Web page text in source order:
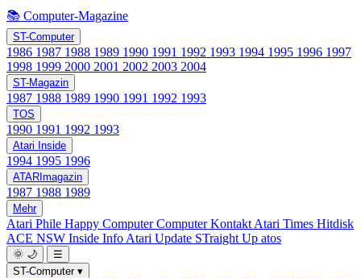
📚 Computer-Magazine
ST-Computer
1986 1987 1988 1989 1990 1991 1992 1993 1994 1995 1996 1997
1998 1999 2000 2001 2002 2003 2004
ST-Magazin
1987 1988 1989 1990 1991 1992 1993
TOS
1990 1991 1992 1993
Atari Inside
1994 1995 1996
ATARImagazin
1987 1988 1989
Mehr
Atari Phile Happy ComputerComputer Kontakt Atari Times Hitdisk
ACE NSW Inside Info Atari Update STraight Up atos
🌞 🌙
☰
ST-Computer ▾